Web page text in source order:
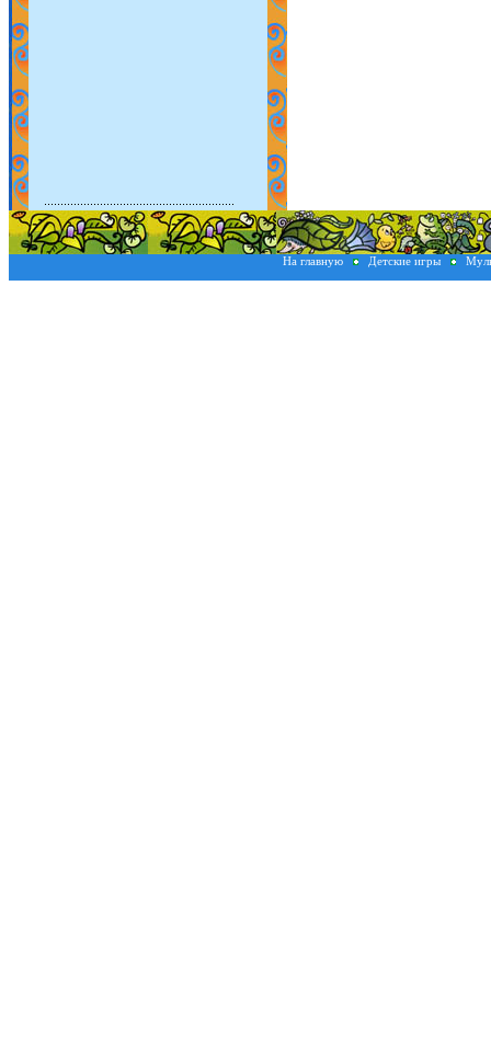
На главную Детские игры